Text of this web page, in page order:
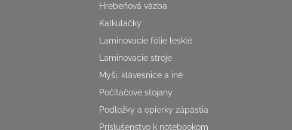
Hrebeňová väzba
Kalkulačky
Laminovacie fólie lesklé
Laminovacie stroje
Myši, klávesnice a iné
Počítačové stojany
Podložky a opierky zápästia
Príslušenstvo k notebookom